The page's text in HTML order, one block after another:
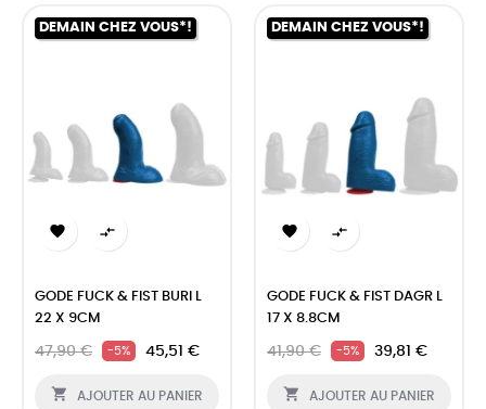
DEMAIN CHEZ VOUS*!
 
GODE FUCK & FIST BURI L
22 X 9CM
47,90 € -5% 45,51 €
 AJOUTER AU PANIER
DEMAIN CHEZ VOUS*!
 
GODE FUCK & FIST DAGR L
17 X 8.8CM
41,90 € -5% 39,81 €
 AJOUTER AU PANIER